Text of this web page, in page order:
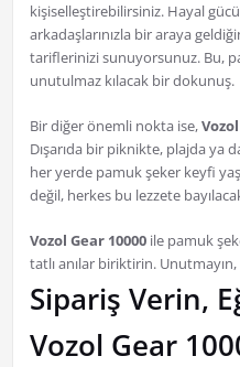
kişiselleştirebilirsiniz. Hayal
arkadaşlarınızla bir araya
tariflerinizi sunuyorsunuz. Bu,
unutulmaz kılacak bir dokunuş.
Bir diğer önemli nokta ise,
Dışarıda bir piknikte, plajda ya
her yerde pamuk şeker keyfi
değil, herkes bu lezzete
Vozol Gear 10000ile pamuk
tatlı anılar biriktirin. Unutmayın,
Sipariş Verin,
Vozol Gear